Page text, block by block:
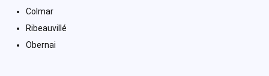
Colmar
Ribeauvillé
Obernai